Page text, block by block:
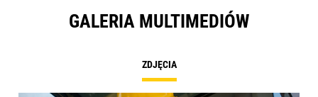
GALERIA MULTIMEDIÓW
ZDJĘCIA